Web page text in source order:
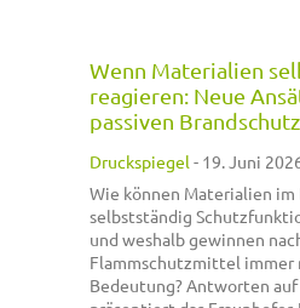
Wenn Materialien
reagieren: Neue
passiven Brandschutz
Druckspiegel - 19. Juni
Wie können Materialien im
selbstständig
und weshalb gewinnen
Flammschutzmittel immer
Bedeutung? Antworten auf